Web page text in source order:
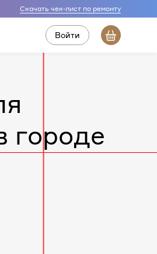
Скачать чек-лист по ремонту
Войти
городе